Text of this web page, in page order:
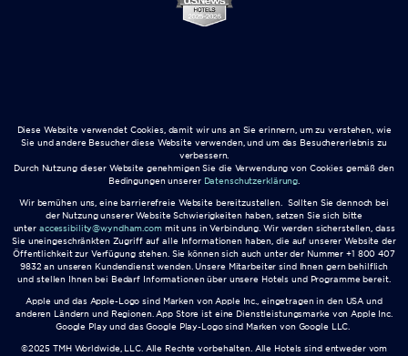
Diese Website verwendet Cookies, damit wir uns an Sie erinnern, um zu verstehen, wie
Sie und andere Besucher diese Website verwenden, und um das Besuchererlebnis zu
verbessern.
Durch Nutzung dieser Website genehmigen Sie die Verwendung von Cookies gemäß den
Bedingungen unserer Datenschutzerklärung
Wir bemühen uns, eine barrierefreie Website bereitzustellen. Sollten Sie dennoch bei
der Nutzung unserer Website Schwierigkeiten haben, setzen Sie sich bitte
unter accessibility@wyndham.commit uns in Verbindung. Wir werden sicherstellen, dass
Sie uneingeschränkten Zugriff auf alle Informationen haben, die auf unserer Website der
Öffentlichkeit zur Verfügung stehen. Sie können sich auch unter der Nummer +1 800 407
9832 an unseren Kundendienst wenden. Unsere Mitarbeiter sind Ihnen gern behilflich
und stellen Ihnen bei Bedarf Informationen über unsere Hotels und Programme bereit.
Apple und das Apple-Logo sind Marken von Apple Inc., eingetragen in den USA und
anderen Ländern und Regionen. App Store ist eine Dienstleistungsmarke von Apple Inc.
Google Play und das Google Play-Logo sind Marken von Google LLC.
©2025 TMH Worldwide, LLC. Alle Rechte vorbehalten. Alle Hotels sind entweder vom